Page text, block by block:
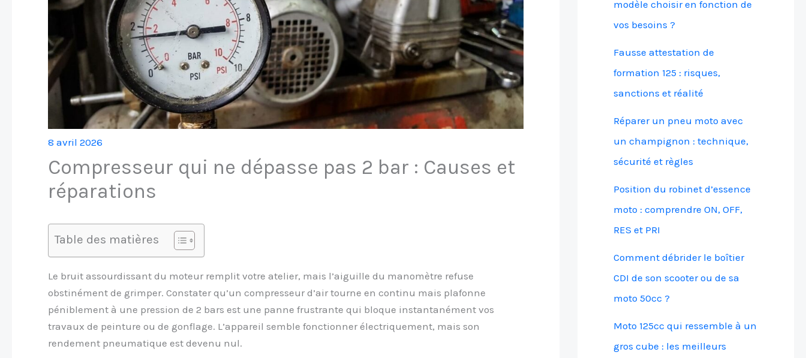
8 avril 2026
Compresseur qui ne dépasse pas 2 bar : Causes et
réparations
Table des matières
Le bruit assourdissant du moteur remplit votre atelier, mais l’aiguille du manomètre refuse
obstinément de grimper. Constater qu’un compresseur d’air tourne en continu mais plafonne
péniblement à une pression de 2 bars est une panne frustrante qui bloque instantanément vos
travaux de peinture ou de gonflage. L’appareil semble fonctionner électriquement, mais son
rendement pneumatique est devenu nul.
modèle choisir en fonction de
vos besoins ?
Fausse attestation de
formation 125 : risques,
sanctions et réalité
Réparer un pneu moto avec
un champignon : technique,
sécurité et règles
Position du robinet d’essence
moto : comprendre ON, OFF,
RES et PRI
Comment débrider le boîtier
CDI de son scooter ou de sa
moto 50cc ?
Moto 125cc qui ressemble à un
gros cube : les meilleurs